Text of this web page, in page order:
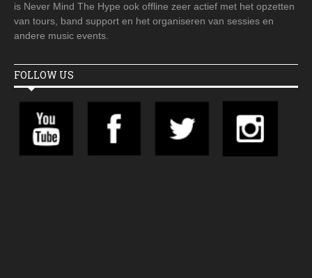
is Never Mind The Hype ook offline zeer actief met het opzetten
van tours, band support en het organiseren van sessies en
andere music events.
FOLLOW US